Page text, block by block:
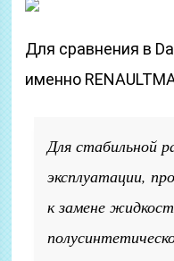
Для сравнения в
именно
Для стабильной
эксплуатации,
к замене